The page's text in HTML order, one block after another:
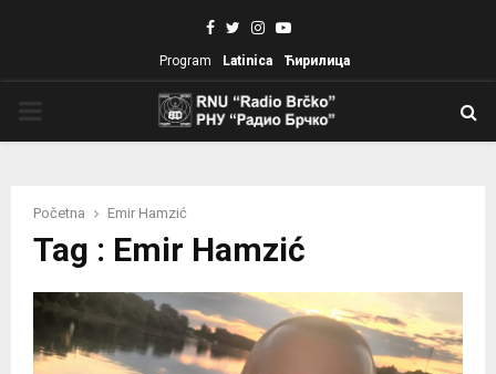
Facebook
TwitterInstagram
Youtube
Program Latinica Ћирилица
Početna Emir Hamzić
Tag : Emir Hamzić